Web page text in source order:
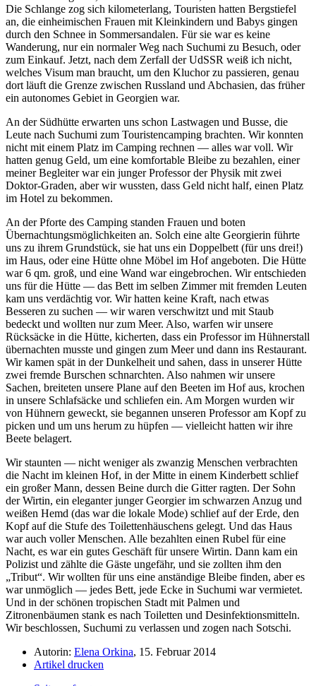
Die Schlange zog sich kilometerlang, Touristen hatten Bergstiefel
an, die einheimischen Frauen mit Kleinkindern und Babys gingen
durch den Schnee in Sommersandalen. Für sie war es keine
Wanderung, nur ein normaler Weg nach Suchumi zu Besuch, oder
zum Einkauf. Jetzt, nach dem Zerfall der UdSSR weiß ich nicht,
welches Visum man braucht, um den Kluchor zu passieren, genau
dort läuft die Grenze zwischen Russland und Abchasien, das früher
ein autonomes Gebiet in Georgien war.
An der Südhütte erwarten uns schon Lastwagen und Busse, die
Leute nach Suchumi zum Touristencamping brachten. Wir konnten
nicht mit einem Platz im Camping rechnen — alles war voll. Wir
hatten genug Geld, um eine komfortable Bleibe zu bezahlen, einer
meiner Begleiter war ein junger Professor der Physik mit zwei
Doktor-Graden, aber wir wussten, dass Geld nicht half, einen Platz
im Hotel zu bekommen.
An der Pforte des Camping standen Frauen und boten
Übernachtungsmöglichkeiten an. Solch eine alte Georgierin führte
uns zu ihrem Grundstück, sie hat uns ein Doppelbett (für uns drei!)
im Haus, oder eine Hütte ohne Möbel im Hof angeboten. Die Hütte
war 6 qm. groß, und eine Wand war eingebrochen. Wir entschieden
uns für die Hütte — das Bett im selben Zimmer mit fremden Leuten
kam uns verdächtig vor. Wir hatten keine Kraft, nach etwas
Besseren zu suchen — wir waren verschwitzt und mit Staub
bedeckt und wollten nur zum Meer. Also, warfen wir unsere
Rücksäcke in die Hütte, kicherten, dass ein Professor im Hühnerstall
übernachten musste und gingen zum Meer und dann ins Restaurant.
Wir kamen spät in der Dunkelheit und sahen, dass in unserer Hütte
zwei fremde Burschen schnarchten. Also nahmen wir unsere
Sachen, breiteten unsere Plane auf den Beeten im Hof aus, krochen
in unsere Schlafsäcke und schliefen ein. Am Morgen wurden wir
von Hühnern geweckt, sie begannen unseren Professor am Kopf zu
picken und um uns herum zu hüpfen — vielleicht hatten wir ihre
Beete belagert.
Wir staunten — nicht weniger als zwanzig Menschen verbrachten
die Nacht im kleinen Hof, in der Mitte in einem Kinderbett schlief
ein großer Mann, dessen Beine durch die Gitter ragten. Der Sohn
der Wirtin, ein eleganter junger Georgier im schwarzen Anzug und
weißen Hemd (das war die lokale Mode) schlief auf der Erde, den
Kopf auf die Stufe des Toilettenhäuschens gelegt. Und das Haus
war auch voller Menschen. Alle bezahlten einen Rubel für eine
Nacht, es war ein gutes Geschäft für unsere Wirtin. Dann kam ein
Polizist und zählte die Gäste ungefähr, und sie zollten ihm den
Tribut . Wir wollten für uns eine anständige Bleibe finden, aber es
war unmöglich — jedes Bett, jede Ecke in Suchumi war vermietet.
Und in der schönen tropischen Stadt mit Palmen und
Zitronenbäumen stank es nach Toiletten und Desinfektionsmitteln.
Wir beschlossen, Suchumi zu verlassen und zogen nach Sotschi.
Autorin: Elena Orkina, 15. Februar 2014
Artikel drucken